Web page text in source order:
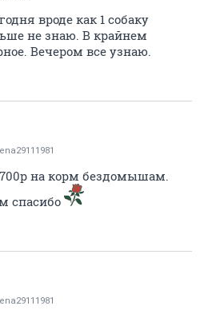
вроде как 1 собаку
не знаю. В крайнем
Вечером все узнаю.
на корм бездомышам.
спасибо